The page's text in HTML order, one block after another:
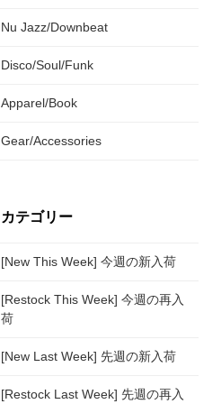
Nu Jazz/Downbeat
Disco/Soul/Funk
Apparel/Book
Gear/Accessories
カテゴリー
[New This Week] 今週の新入荷
[Restock This Week] 今週の再入
荷
[New Last Week] 先週の新入荷
[Restock Last Week] 先週の再入